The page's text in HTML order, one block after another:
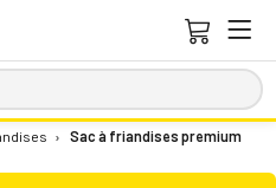
›
Sac à friandises premium